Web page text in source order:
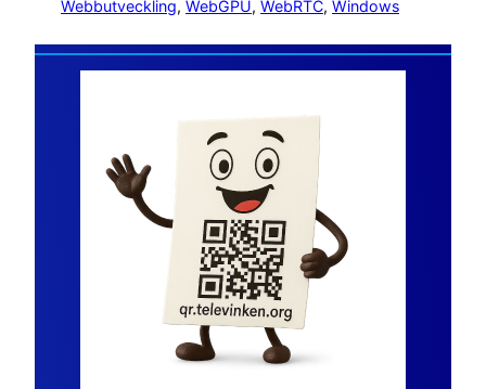
Webbutveckling, WebGPU, WebRTC, Windows